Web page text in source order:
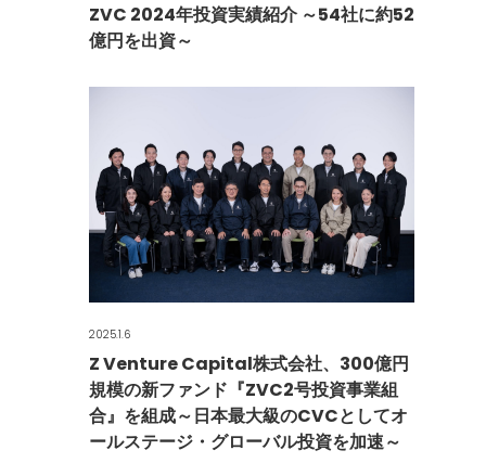
ZVC 2024年投資実績紹介 ～54社に約52
億円を出資～
2025.1.6
Z Venture Capital株式会社、300億円
規模の新ファンド『ZVC2号投資事業組
合』を組成～日本最大級のCVCとしてオ
ールステージ・グローバル投資を加速～